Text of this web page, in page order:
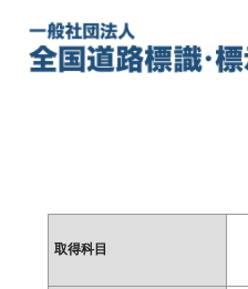
取得科目